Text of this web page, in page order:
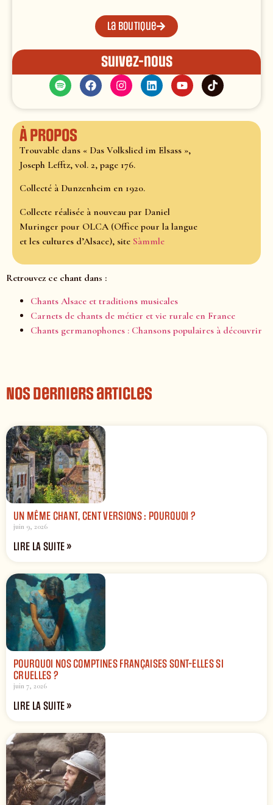
La boutique
Suivez-nous
À propos
Trouvable dans « Das Volkslied im Elsass »,
Joseph Lefftz, vol. 2, page 176.
Collecté à Dunzenheim en 1920.
Collecte réalisée à nouveau par Daniel
Muringer pour OLCA (Office pour la langue
et les cultures d’Alsace), site Sàmmle
Retrouvez ce chant dans :
Chants Alsace et traditions musicales
Carnets de chants de métier et vie rurale en France
Chants germanophones : Chansons populaires à découvrir
Nos derniers articles
UN MÊME CHANT, CENT VERSIONS : POURQUOI ?
juin 9, 2026
LIRE LA SUITE »
POURQUOI NOS COMPTINES FRANÇAISES SONT-ELLES SI
CRUELLES ?
juin 7, 2026
LIRE LA SUITE »